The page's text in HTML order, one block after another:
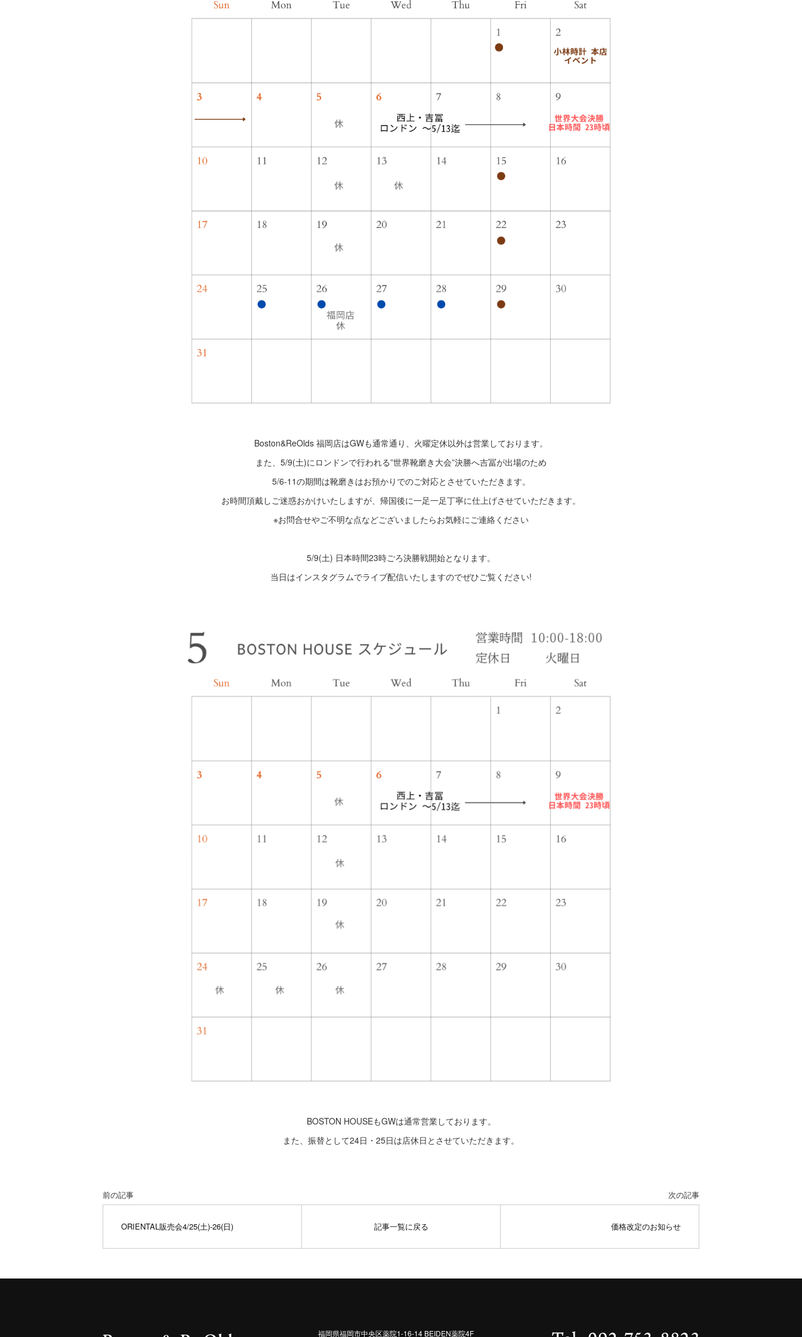
Boston&ReOlds 福岡店はGWも通常通り、火曜定休以外は営業しております。
また、5/9(土)にロンドンで行われる”世界靴磨き大会”決勝へ吉冨が出場のため
5/6-11の期間は靴磨きはお預かりでのご対応とさせていただきます。
お時間頂戴しご迷惑おかけいたしますが、帰国後に一足一足丁寧に仕上げさせていただきます。
※お問合せやご不明な点などございましたらお気軽にご連絡ください
5/9(土) 日本時間23時ごろ決勝戦開始となります。
当日はインスタグラムでライブ配信いたしますのでぜひご覧ください!
BOSTON HOUSEもGWは通常営業しております。
また、振替として24日・25日は店休日とさせていただきます。
前の記事
ORIENTAL販売会4/25(土)-26(日) 記事一覧に戻る
次の記事
価格改定のお知らせ
福岡県福岡市中央区薬院1-16-14 BEIDEN薬院4F